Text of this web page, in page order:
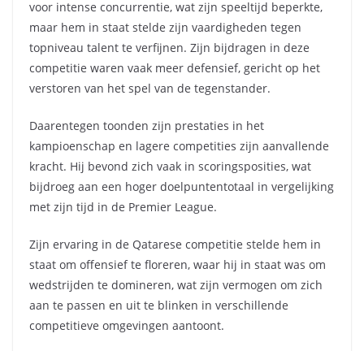
voor intense concurrentie, wat zijn speeltijd beperkte,
maar hem in staat stelde zijn vaardigheden tegen
topniveau talent te verfijnen. Zijn bijdragen in deze
competitie waren vaak meer defensief, gericht op het
verstoren van het spel van de tegenstander.
Daarentegen toonden zijn prestaties in het
kampioenschap en lagere competities zijn aanvallende
kracht. Hij bevond zich vaak in scoringsposities, wat
bijdroeg aan een hoger doelpuntentotaal in vergelijking
met zijn tijd in de Premier League.
Zijn ervaring in de Qatarese competitie stelde hem in
staat om offensief te floreren, waar hij in staat was om
wedstrijden te domineren, wat zijn vermogen om zich
aan te passen en uit te blinken in verschillende
competitieve omgevingen aantoont.